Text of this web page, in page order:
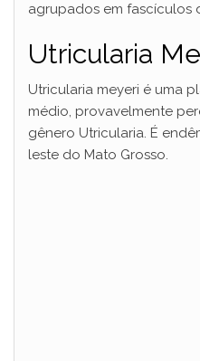
agrupados em fascículos
Utricularia
Utricularia meyeri é uma
médio, provavelmente
gênero Utricularia. É
leste do Mato Grosso.